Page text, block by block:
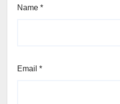
Name *
Email *